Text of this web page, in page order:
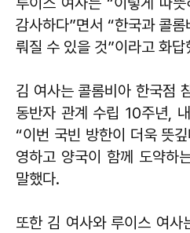
감사하다”면서 “한국과 콜
뤄질 수 있을 것”이라고 화답
김 여사는 콜롬비아 한국점
동반자 관계 수립 10주년,
“이번 국빈 방한이 더욱 뜻
영하고 양국이 함께 도약하
말했다.
또한 김 여사와 루이스 여사